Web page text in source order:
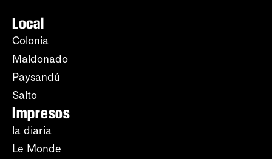
Local
Colonia
Maldonado
Paysandú
Salto
Impresos
la diaria
Le Monde